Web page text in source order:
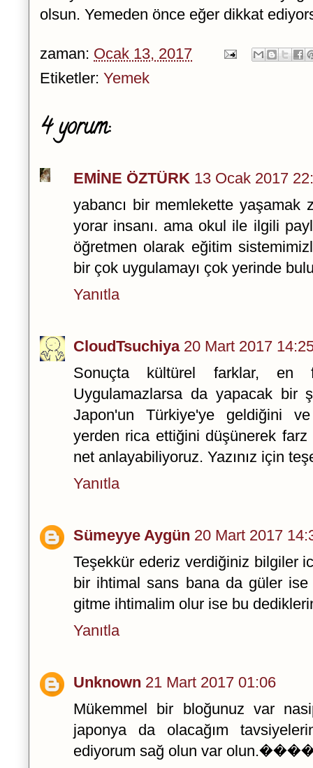
olsun. Yemeden önce eğer dikkat
zaman: Ocak 13, 2017
Etiketler: Yemek
4 yorum:
EMİNE ÖZTÜRK 13 Ocak 2017
yabancı bir memlekette yaşamak
yorar insanı. ama okul ile ilgili
öğretmen olarak eğitim
bir çok uygulamayı çok yerinde
Yanıtla
CloudTsuchiya 20 Mart 2017
Sonuçta kültürel farklar, en
Uygulamazlarsa da yapacak bir
Japon'un Türkiye'ye geldiğini
yerden rica ettiğini düşünerek farz
net anlayabiliyoruz. Yazınız için
Yanıtla
Sümeyye Aygün 20 Mart 2017
Teşekkür ederiz verdiğiniz bilgiler
bir ihtimal sans bana da güler
gitme ihtimalim olur ise bu
Yanıtla
Unknown 21 Mart 2017 01:06
Mükemmel bir bloğunuz var
japonya da olacağım
ediyorum sağ olun var